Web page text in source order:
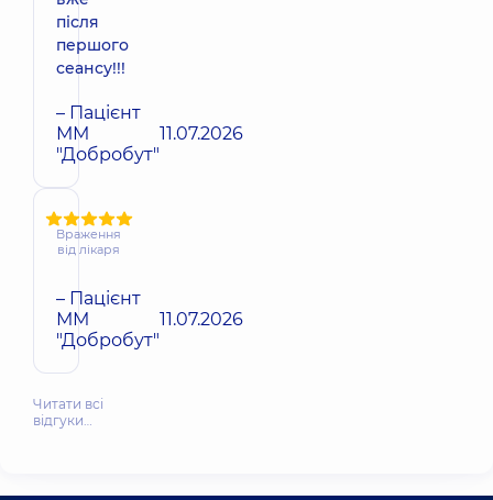
після
першого
сеансу!!!
– Пацієнт
ММ
"Добробут"
11.07.2026
Враження
від лікаря
– Пацієнт
ММ
"Добробут"
11.07.2026
Читати всі
відгуки…